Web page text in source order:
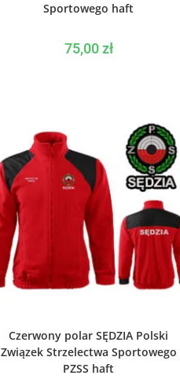
Sportowego haft
75,00zł
Czerwony polar SĘDZIA Polski
Związek Strzelectwa Sportowego
PZSS haft